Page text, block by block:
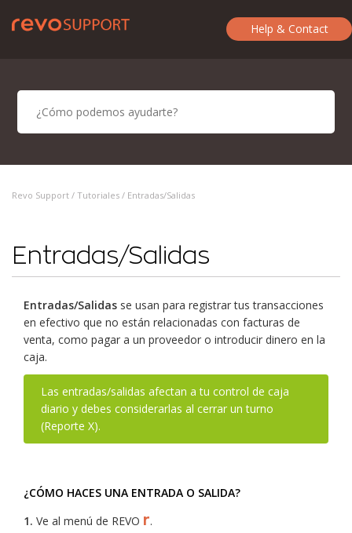
Help & Contact
Revo Support / Tutoriales / Entradas/Salidas
Entradas/Salidas
Entradas/Salidas se usan para registrar tus transacciones
en efectivo que no están relacionadas con facturas de
venta, como pagar a un proveedor o introducir dinero en la
caja.
Las entradas/salidas afectan a tu control de caja
diario y debes considerarlas al cerrar un turno
(Reporte X).
¿CÓMO HACES UNA ENTRADA O SALIDA?
1. Ve al menú de REVO r.